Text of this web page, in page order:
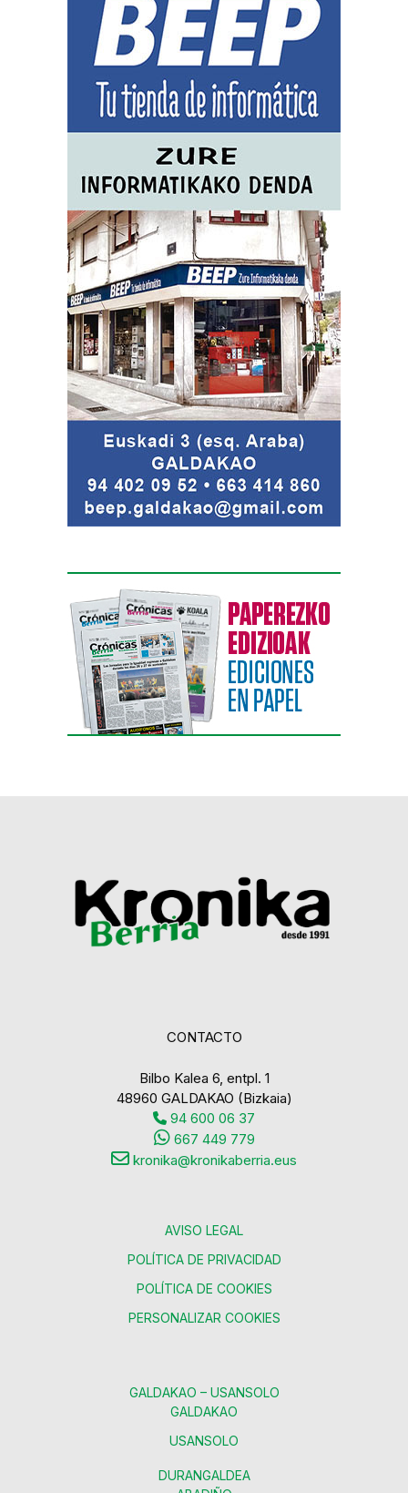
CONTACTO
Bilbo Kalea 6, entpl. 1
48960 GALDAKAO (Bizkaia)
94 600 06 37
667 449 779
kronika@kronikaberria.eus
AVISO LEGAL
POLÍTICA DE PRIVACIDAD
POLÍTICA DE COOKIES
PERSONALIZAR COOKIES
GALDAKAO – USANSOLO
GALDAKAO
USANSOLO
DURANGALDEA